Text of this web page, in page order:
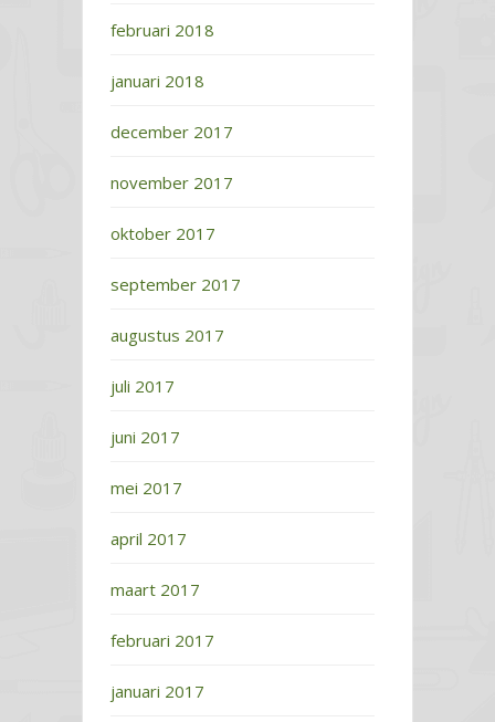
februari 2018
januari 2018
december 2017
november 2017
oktober 2017
september 2017
augustus 2017
juli 2017
juni 2017
mei 2017
april 2017
maart 2017
februari 2017
januari 2017